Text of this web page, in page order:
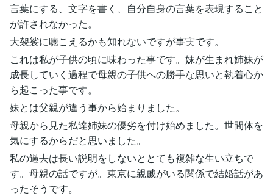
言葉にする、文字を書く、自分自身の言葉を表現すること
が許されなかった。
大袈裟に聴こえるかも知れないですが事実です。
これは私が子供の頃に味わった事です。妹が生まれ姉妹が
成長していく過程で母親の子供への勝手な思いと執着心か
ら起こった事です。
妹とは父親が違う事から始まりました。
母親から見た私達姉妹の優劣を付け始めました。世間体を
気にするからだと思いました。
私の過去は長い説明をしないととても複雑な生い立ちで
す。母親の話ですが。東京に親戚がいる関係で結婚話があ
ったそうです。